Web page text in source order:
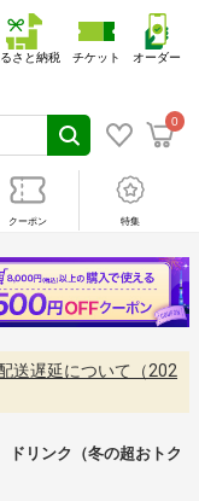
0
るさと納税 チケット オーダー
クーポン 特集
送遅延について（202
ドリンク（冬の超おトク